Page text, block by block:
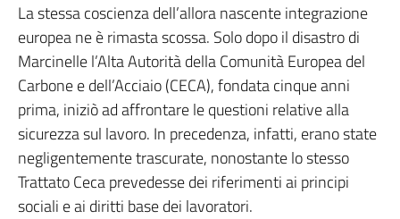
La stessa coscienza dell’allora nascente integrazione
europea ne è rimasta scossa. Solo dopo il disastro di
Marcinelle l’Alta Autorità della Comunità Europea del
Carbone e dell’Acciaio (CECA), fondata cinque anni
prima, iniziò ad affrontare le questioni relative alla
sicurezza sul lavoro. In precedenza, infatti, erano state
negligentemente trascurate, nonostante lo stesso
Trattato Ceca prevedesse dei riferimenti ai principi
sociali e ai diritti base dei lavoratori.